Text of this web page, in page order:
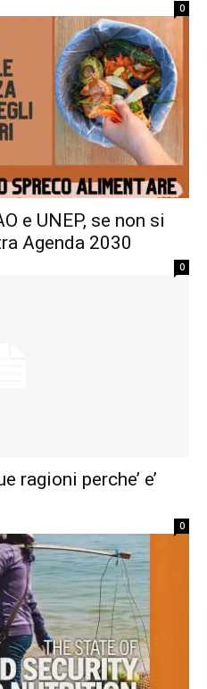
0
e UNEP, se non si
Agenda 2030
0
ragioni perche’ e’
0